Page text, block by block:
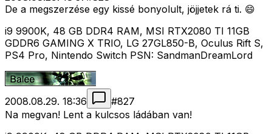
De a megszerzése egy kissé bonyolult, jöjjetek rá ti. 😄
i9 9900K, 48 GB DDR4 RAM, MSI RTX2080 TI 11GB
GDDR6 GAMING X TRIO, LG 27GL850-B, Oculus Rift S,
PS4 Pro, Nintendo Switch PSN: SandmanDreamLord
2008.08.29. 18:36 #827
Na megvan! Lent a kulcsos ládában van!